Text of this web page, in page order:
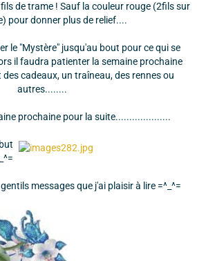
de trame ! Sauf la couleur rouge (2fils sur
pour donner plus de relief....
le "Mystère" jusqu'au bout pour ce qui se
il faudra patienter la semaine prochaine
cadeaux, un traîneau, des rennes ou
autres........
prochaine pour la suite....................
messages que j'ai plaisir à lire =^_^=